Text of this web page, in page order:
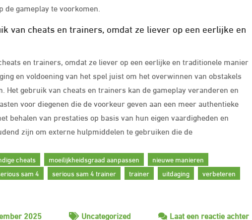
gameplay te voorkomen.
van cheats en trainers, omdat ze liever op een eerlijke en
en trainers, omdat ze liever op een eerlijke en traditionele manier
en voldoening van het spel juist om het overwinnen van obstakels
Het gebruik van cheats en trainers kan de gameplay veranderen en
voor diegenen die de voorkeur geven aan een meer authentieke
behalen van prestaties op basis van hun eigen vaardigheden en
zijn om externe hulpmiddelen te gebruiken die de
cheats moeilijkheidsgraad aanpassen
nieuwe manieren
sam 4 serious sam 4 trainer trainer uitdaging
verbeteren
2025 Uncategorized Laat een reactie achterop